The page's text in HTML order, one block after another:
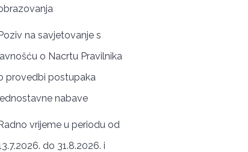
na savjetovanje s
o Nacrtu Pravilnika
provedbi postupaka
nabave
vrijeme u periodu od
do 31.8.2026. i